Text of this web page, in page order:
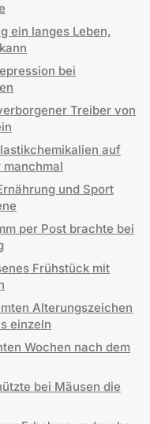
ein langes Leben,
bei
Treiber von
auf
und Sport
per Post brachte bei
Frühstück mit
Alterungszeichen
einzeln
Wochen nach dem
bei Mäusen die